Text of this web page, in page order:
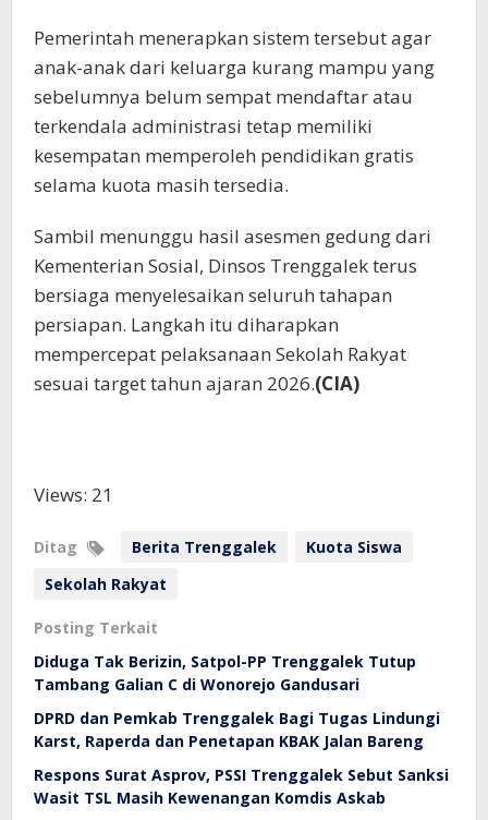
Pemerintah menerapkan sistem tersebut agar
anak-anak dari keluarga kurang mampu yang
sebelumnya belum sempat mendaftar atau
terkendala administrasi tetap memiliki
kesempatan memperoleh pendidikan gratis
selama kuota masih tersedia.
Sambil menunggu hasil asesmen gedung dari
Kementerian Sosial, Dinsos Trenggalek terus
bersiaga menyelesaikan seluruh tahapan
persiapan. Langkah itu diharapkan
mempercepat pelaksanaan Sekolah Rakyat
sesuai target tahun ajaran 2026.(CIA)
Views: 21
Ditag Berita Trenggalek
Kuota Siswa
Sekolah Rakyat
Posting Terkait
Diduga Tak Berizin, Satpol-PP Trenggalek Tutup
Tambang Galian C di Wonorejo Gandusari
DPRD dan Pemkab Trenggalek Bagi Tugas Lindungi
Karst, Raperda dan Penetapan KBAK Jalan Bareng
Respons Surat Asprov, PSSI Trenggalek Sebut Sanksi
Wasit TSL Masih Kewenangan Komdis Askab